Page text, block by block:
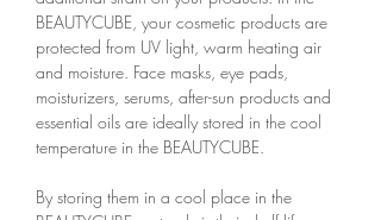
BEAUTYCUBE, your cosmetic products are
protected from UV light, warm heating air
and moisture. Face masks, eye pads,
moisturizers, serums, after-sun products and
essential oils are ideally stored in the cool
temperature in the BEAUTYCUBE.
By storing them in a cool place in the